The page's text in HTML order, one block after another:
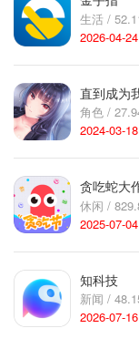
生活 /
2026-04-24
直到成为
完美攻略
角色 /
2024-03-18
贪吃蛇大
休闲 /
2025-07-04
知科技
新闻 /
2026-07-16